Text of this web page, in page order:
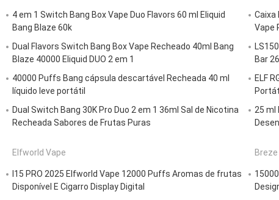
4 em 1 Switch Bang Box Vape Duo Flavors 60 ml Eliquid
Bang Blaze 60k
Dual Flavors Switch Bang Box Vape Recheado 40ml Bang
Blaze 40000 Eliquid DUO 2 em 1
40000 Puffs Bang cápsula descartável Recheada 40 ml
líquido leve portátil
Dual Switch Bang 30K Pro Duo 2 em 1 36ml Sal de Nicotina
Recheada Sabores de Frutas Puras
Caixa
Vape
Bar
ELF
25 ml
Elfworld Vape
I15 PRO 2025 Elfworld Vape 12000 Puffs Aromas de frutas
Disponível E Cigarro Display Digital